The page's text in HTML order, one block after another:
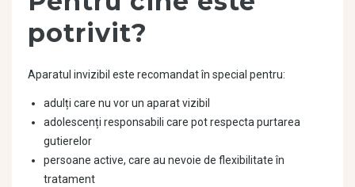
potrivit?
Aparatul invizibil este recomandat în special pentru:
adulți care nu vor un aparat vizibil
adolescenți responsabili care pot respecta purtarea
gutierelor
persoane active, care au nevoie de flexibilitate în
tratament